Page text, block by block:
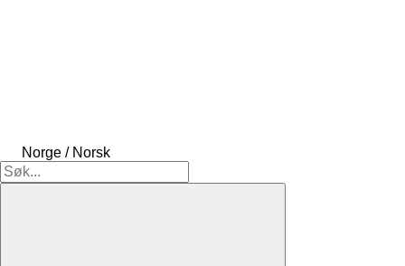
Norge / Norsk